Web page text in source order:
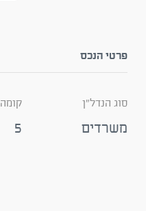
פרטי הנכס
סוג הנדל"ן
משרדים
קומה
5